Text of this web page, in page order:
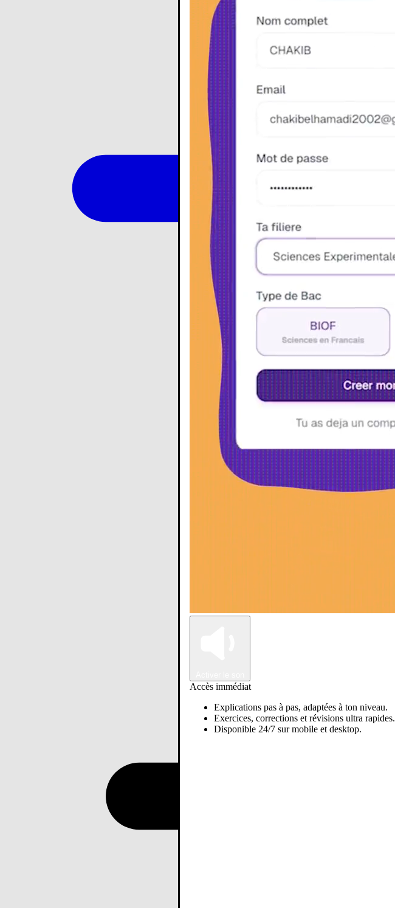
Accès immédiat
Explications pas à pas, adaptées à ton niveau.
Exercices, corrections et révisions ultra rapides.
Disponible 24/7 sur mobile et desktop.